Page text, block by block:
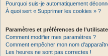
Pourquoi suis-je automatiquement
À quoi sert « Supprimer les cookies » ?
Paramètres et préférences de
Comment modifier mes paramètres ?
Comment empêcher mon nom
Les heures ne sont pas correctes !